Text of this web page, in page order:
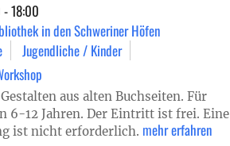
- 18:00
in den Schweriner Höfen
Jugendliche / Kinder
aus alten Buchseiten. Für
6-12 Jahren. Der Eintritt ist frei. Eine
ist nicht erforderlich. mehr erfahren